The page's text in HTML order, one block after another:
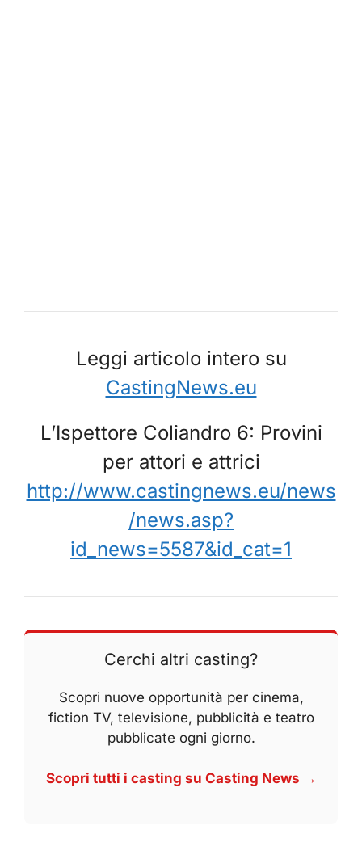
Leggi articolo intero su
CastingNews.eu
L’Ispettore Coliandro 6: Provini
per attori e attrici
http://www.castingnews.eu/news
/news.asp?
id_news=5587&id_cat=1
Cerchi altri casting?
Scopri nuove opportunità per cinema,
fiction TV, televisione, pubblicità e teatro
pubblicate ogni giorno.
Scopri tutti i casting su Casting News →